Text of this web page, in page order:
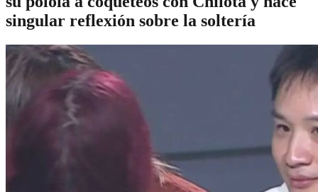
singular reflexión sobre la soltería